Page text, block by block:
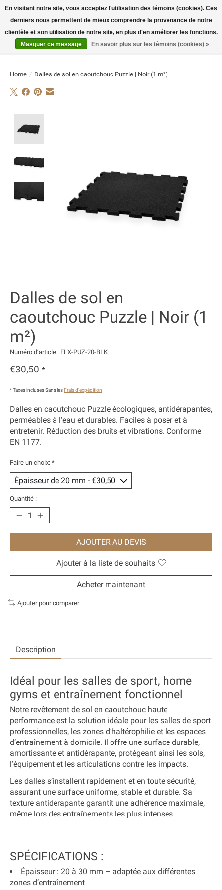
E-MAIL:info@flame-sport.deTEL.: +49 1525 9705 011
Liste de souhaits
Panier
Home / Dalles de sol en caoutchouc Puzzle | Noir (1 m²)
Dalles de sol en
caoutchouc Puzzle | Noir (1
m²)
Numéro d’article : FLX-PUZ-20-BLK
€30,50 *
* Taxes incluses Sans les Frais d'expédition
Dalles en caoutchouc Puzzle écologiques, antidérapantes,
perméables à l'eau et durables. Faciles à poser et à
entretenir. Réduction des bruits et vibrations. Conforme
EN 1177.
Faire un choix: *
Quantité :
AJOUTER AU DEVIS
Ajouter à la liste de souhaits
Acheter maintenant
Ajouter pour comparer
Description
Idéal pour les salles de sport, home
gyms et entraînement fonctionnel
Notre revêtement de sol en caoutchouc haute
performance est la solution idéale pour les salles de sport
professionnelles, les zones d’haltérophilie et les espaces
d’entraînement à domicile. Il offre une surface durable,
amortissante et antidérapante, protégeant ainsi les sols,
l’équipement et les articulations contre les impacts.
Les dalles s’installent rapidement et en toute sécurité,
assurant une surface uniforme, stable et durable. Sa
texture antidérapante garantit une adhérence maximale,
même lors des entraînements les plus intenses.
SPÉCIFICATIONS :
Épaisseur: 20 à 30 mm – adaptée aux différentes
zones d’entraînement
En visitant notre site, vous acceptez l'utilisation des témoins (cookies). Ces
derniers nous permettent de mieux comprendre la provenance de notre
clientèle et son utilisation de notre site, en plus d'en améliorer les fonctions.
Masquer ce message
En savoir plus sur les témoins (cookies) »